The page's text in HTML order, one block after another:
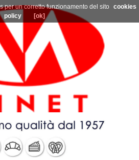
per un corretto funzionamento del sito
cookies
policy
[ok]